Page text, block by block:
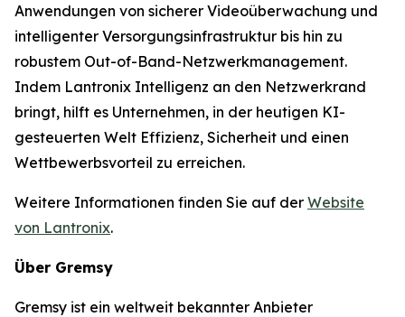
Anwendungen von sicherer Videoüberwachung und
intelligenter Versorgungsinfrastruktur bis hin zu
robustem Out-of-Band-Netzwerkmanagement.
Indem Lantronix Intelligenz an den Netzwerkrand
bringt, hilft es Unternehmen, in der heutigen KI-
gesteuerten Welt Effizienz, Sicherheit und einen
Wettbewerbsvorteil zu erreichen.
Weitere Informationen finden Sie auf der Website
von Lantronix.
Über Gremsy
Gremsy ist ein weltweit bekannter Anbieter